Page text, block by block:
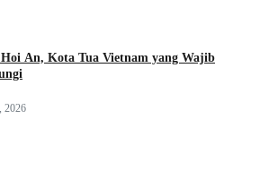
An, Kota Tua Vietnam yang Wajib
2026